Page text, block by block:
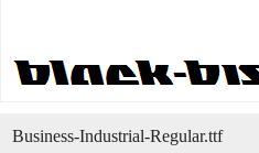
Business-Industrial-Regular.ttf